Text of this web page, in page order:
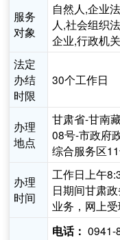
服务
对象
自然人,企业
人,社会组织
企业,行政机
法定
办结
时限
30个工作日
办理
地点
甘肃省-甘南
08号-市政府
综合服务区
办理
时间
工作日上午
日期间甘肃
业务，网上
电话： 0941-